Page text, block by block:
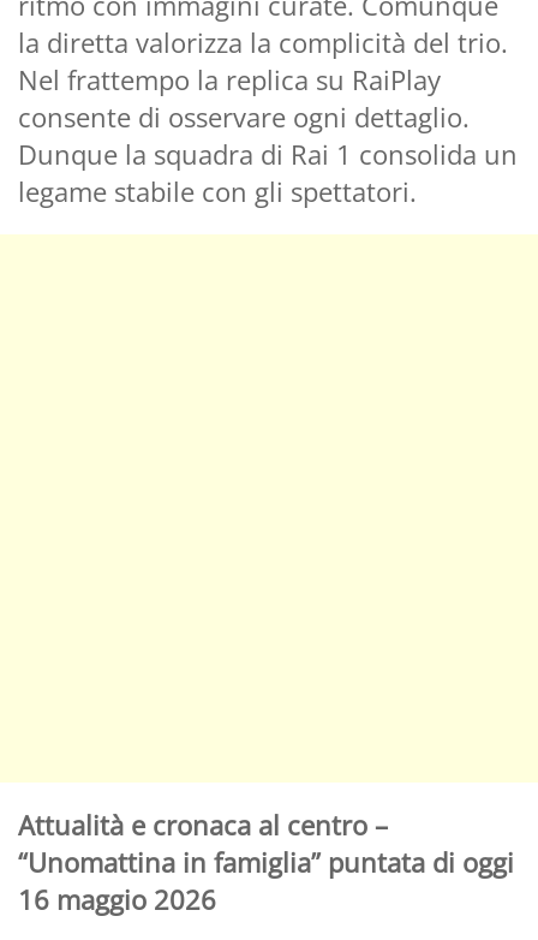
la diretta valorizza la complicità del trio.
Nel frattempo la replica su RaiPlay
consente di osservare ogni dettaglio.
Dunque la squadra di Rai 1 consolida un
legame stabile con gli spettatori.
Attualità e cronaca al centro –
“Unomattina in famiglia” puntata di oggi
16 maggio 2026